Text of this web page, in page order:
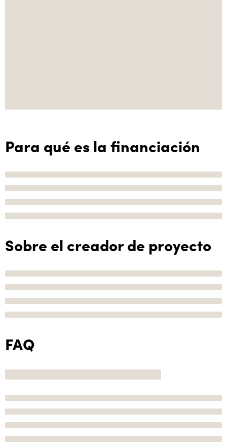
Para qué es la financiación
Sobre el creador de proyecto
FAQ